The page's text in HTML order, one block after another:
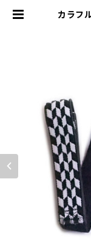
カラフ